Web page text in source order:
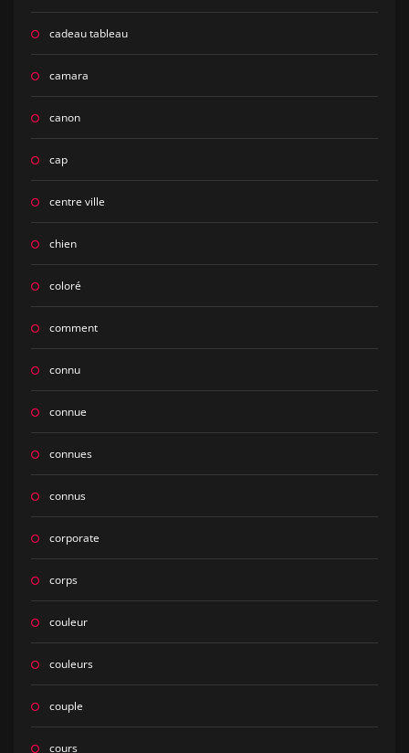
cadeau tableau
camara
canon
cap
centre ville
chien
coloré
comment
connu
connue
connues
connus
corporate
corps
couleur
couleurs
couple
cours